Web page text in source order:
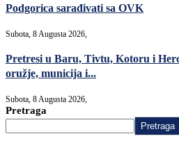
Podgorica sarađivati sa OVK
Subota, 8 Augusta 2026,
Pretresi u Baru, Tivtu, Kotoru i
oružje, municija i...
Subota, 8 Augusta 2026,
Pretraga
Pretraga